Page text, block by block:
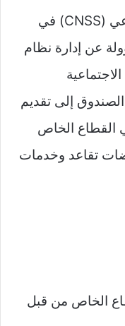
الصندوق الوطني للضمان الاجتماعي (CNSS) في
عن إدارة نظام
إلى تقديم
القطاع الخاص
تقاعد وخدمات
الخاص من قبل